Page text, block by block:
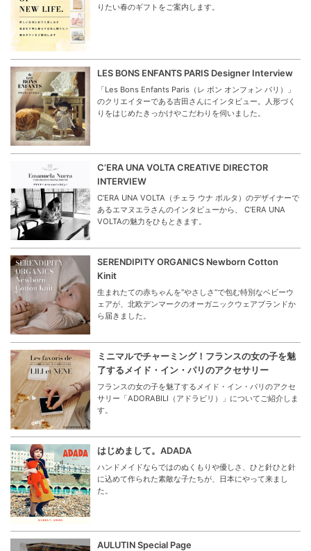
りたい春のギフトをご案内します。
LES BONS ENFANTS PARIS Designer Interview
「Les Bons Enfants Paris（レ ボン オンフォン パリ）」
のクリエイターである吉田さんにインタビュー。人形づく
りをはじめたきっかけやこだわりを伺いました。
C’ERA UNA VOLTA CREATIVE DIRECTOR
INTERVIEW
C’ERA UNA VOLTA（チェラ ウナ ボルタ）のデザイナーで
あるエマヌエラさんのインタビューから、 C’ERA UNA
VOLTAの魅力をひもときます。
SERENDIPITY ORGANICS Newborn Cotton
Kinit
生まれたての赤ちゃんを“やさしさ”で包む特別なベビーウ
ェアが、北欧デンマークのオーガニックウェアブランドか
ら届きました。
ミニマルでチャーミング！フランスの女の子を魅
了するメイド・イン・パリのアクセサリー
フランスの女の子を魅了するメイド・イン・パリのアクセ
サリー「ADORABILI（アドラビリ）」についてご紹介しま
す。
はじめまして。ADADA
ハンドメイドならではのぬくもりや優しさ、ひと針ひと針
に込めて作られた素敵な子たちが、日本にやって来まし
た。
AULUTIN Special Page